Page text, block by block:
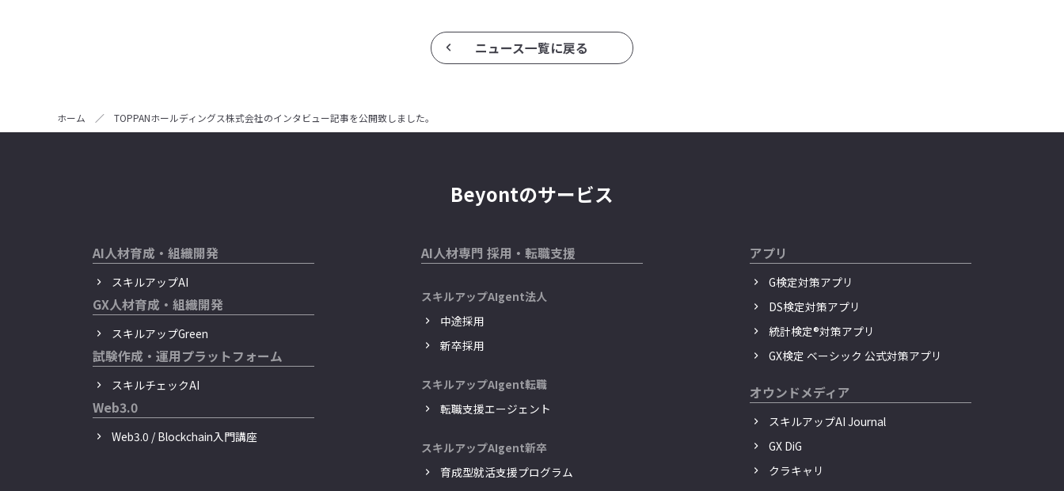
ニュース一覧に戻る
ホーム ／ TOPPANホールディングス株式会社のインタビュー記事を公開致しました。
Beyontのサービス
AI人材育成・組織開発
スキルアップAI
GX人材育成・組織開発
スキルアップGreen
試験作成・運用プラットフォーム
スキルチェックAI
Web3.0
Web3.0 / Blockchain入門講座
AI人材専門 採用・転職支援
スキルアップAIgent法人
中途採用
新卒採用
スキルアップAIgent転職
転職支援エージェント
スキルアップAIgent新卒
育成型就活支援プログラム
アプリ
G検定対策アプリ
DS検定対策アプリ
統計検定®︎対策アプリ
GX検定 ベーシック 公式対策アプリ
オウンドメディア
スキルアップAI Journal
GX DiG
クラキャリ